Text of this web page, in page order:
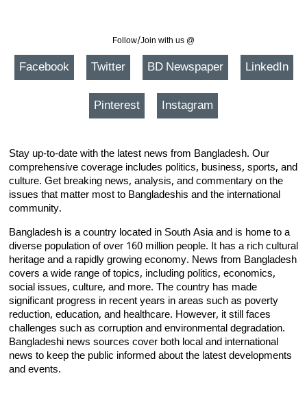
Follow/Join with us @
Facebook Twitter BD Newspaper LinkedIn
Pinterest Instagram
Stay up-to-date with the latest news from Bangladesh. Our
comprehensive coverage includes politics, business, sports, and
culture. Get breaking news, analysis, and commentary on the
issues that matter most to Bangladeshis and the international
community.
Bangladesh is a country located in South Asia and is home to a
diverse population of over 160 million people. It has a rich cultural
heritage and a rapidly growing economy. News from Bangladesh
covers a wide range of topics, including politics, economics,
social issues, culture, and more. The country has made
significant progress in recent years in areas such as poverty
reduction, education, and healthcare. However, it still faces
challenges such as corruption and environmental degradation.
Bangladeshi news sources cover both local and international
news to keep the public informed about the latest developments
and events.